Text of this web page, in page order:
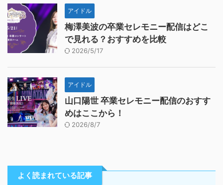
アイドル
梅澤美波の卒業セレモニー配信はどこ
で見れる？おすすめを比較
2026/5/17
アイドル
山口陽世 卒業セレモニー配信のおすす
めはここから！
2026/8/7
よく読まれている記事